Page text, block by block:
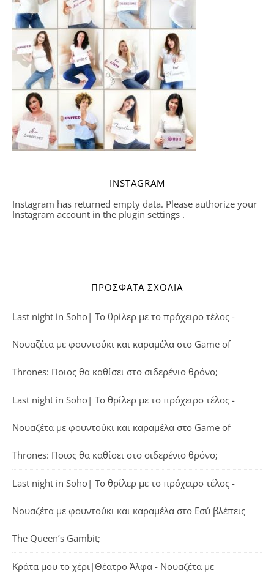
INSTAGRAM
Instagram has returned empty data. Please authorize your
Instagram account in the plugin settings .
ΠΡΌΣΦΑΤΑ ΣΧΌΛΙΑ
Last night in Soho| Το θρίλερ με το πρόχειρο τέλος -
Νουαζέτα με φουντούκι και καραμέλα στο Game of
Thrones: Ποιος θα καθίσει στο σιδερένιο θρόνο;
Last night in Soho| Το θρίλερ με το πρόχειρο τέλος -
Νουαζέτα με φουντούκι και καραμέλα στο Game of
Thrones: Ποιος θα καθίσει στο σιδερένιο θρόνο;
Last night in Soho| Το θρίλερ με το πρόχειρο τέλος -
Νουαζέτα με φουντούκι και καραμέλα στο Εσύ βλέπεις
The Queen’s Gambit;
Κράτα μου το χέρι|Θέατρο Άλφα - Νουαζέτα με